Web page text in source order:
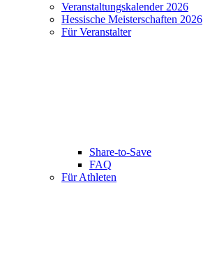
Veranstaltungskalender 2026
Hessische Meisterschaften 2026
Für Veranstalter
Share-to-Save
FAQ
Für Athleten